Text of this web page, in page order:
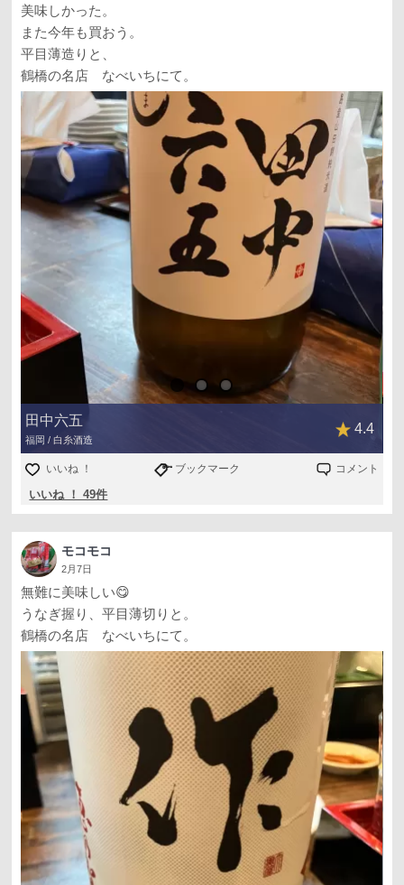
美味しかった。
また今年も買おう。
平目薄造りと、
鶴橋の名店 なべいちにて。
田中六五
福岡 / 白糸酒造
4.4
いいね ！ ブックマーク コメント
いいね ！ 49件
モコモコ
2月7日
無難に美味しい😋
うなぎ握り、平目薄切りと。
鶴橋の名店 なべいちにて。